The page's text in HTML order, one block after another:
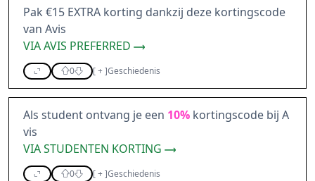
Pak €15 EXTRA korting dankzij deze kortingscode
van Avis
VIA AVIS PREFERRED
0 [+]Geschiedenis
Als student ontvang je een 10% kortingscode bij A
vis
VIA STUDENTEN KORTING
0 [+]Geschiedenis